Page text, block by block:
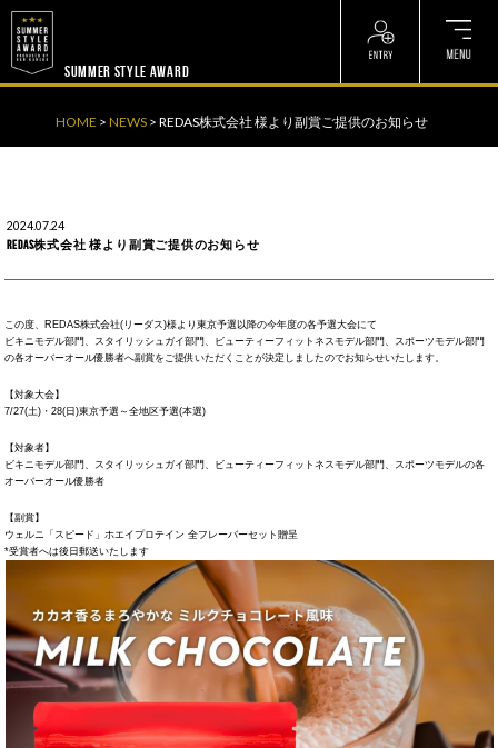
SUMMER STYLE AWARD
HOME > NEWS > REDAS株式会社 様より副賞ご提供のお知らせ
2024.07.24
REDAS株式会社 様より副賞ご提供のお知らせ
この度、REDAS株式会社(リーダス)様より東京予選以降の今年度の各予選大会にて
ビキニモデル部門、スタイリッシュガイ部門、ビューティーフィットネスモデル部門、スポーツモデル部門
の各オーバーオール優勝者へ副賞をご提供いただくことが決定しましたのでお知らせいたします。
【対象大会】
7/27(土)・28(日)東京予選～全地区予選(本選)
【対象者】
ビキニモデル部門、スタイリッシュガイ部門、ビューティーフィットネスモデル部門、スポーツモデルの各
オーバーオール優勝者
【副賞】
ウェルニ「スピード」ホエイプロテイン 全フレーバーセット贈呈
*受賞者へは後日郵送いたします